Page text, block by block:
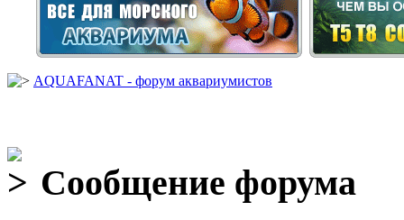
AQUAFANAT - форум аквариумистов
Сообщение форума